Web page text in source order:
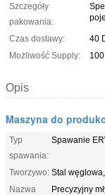
Szczegóły
pakowania:
Czas dostawy:
40
Możliwość Supply:
Opis
Maszyna do
Typ
spawania:
Spawanie
Tworzywo: Stal
Nazwa
Precyzyjny